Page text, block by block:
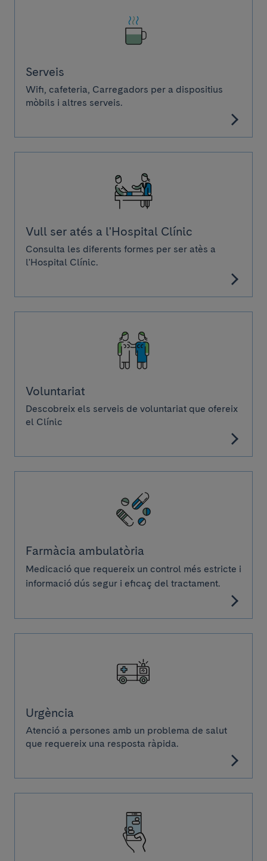
Serveis
Wifi, cafeteria, Carregadors per a dispositius
mòbils i altres serveis.
Vull ser atés a l'Hospital Clínic
Consulta les diferents formes per ser atès a
l'Hospital Clínic.
Voluntariat
Descobreix els serveis de voluntariat que ofereix
el Clínic
Farmàcia ambulatòria
Medicació que requereix un control més estricte i
informació dús segur i eficaç del tractament.
Urgència
Atenció a persones amb un problema de salut
que requereix una resposta ràpida.